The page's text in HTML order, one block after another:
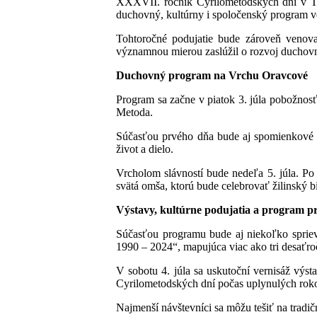
duchovný, kultúrny i spoločenský program
Tohtoročné podujatie bude zároveň
významnou mierou zaslúžil o rozvoj
Duchovný program na Vrchu Oravcové
Program sa začne v piatok 3. júla
Metoda.
Súčasťou prvého dňa bude aj
život a dielo.
Vrcholom slávností bude nedeľa 5. júla.
svätá omša, ktorú bude celebrovať žilinský
Výstavy, kultúrne podujatia a program
Súčasťou programu bude aj niekoľko
1990 – 2024“, mapujúca viac ako tri
V sobotu 4. júla sa uskutoční vernisáž
Cyrilometodských dní počas uplynulých
Najmenší návštevníci sa môžu tešiť na